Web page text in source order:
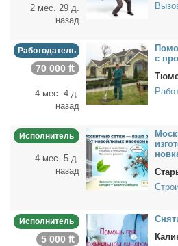
2 мес. 29 д.
назад
Работодатель
70 000 ₶
4 мес. 4 д.
назад
с
Исполнитель
4 мес. 5 д.
назад
Исполнитель
5 000 ₶